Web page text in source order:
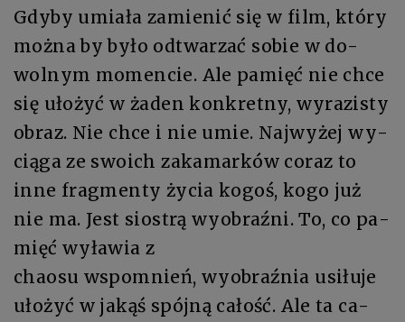
Gdy­by umia­ła za­mie­nić się w film, któ­ry
moż­na by by­ło od­twa­rzać so­bie w do­
wol­nym mo­men­cie. Ale pa­mięć nie chce
się uło­żyć w ża­den kon­kret­ny, wy­ra­zi­sty
ob­raz. Nie chce i nie umie. Naj­wy­żej wy­
cią­ga ze swo­ich za­ka­mar­ków co­raz to
in­ne frag­men­ty ży­cia kogoś, ko­go już
nie ma. Jest sio­strą wy­obraź­ni. To, co pa­
mięć wy­ła­wia z
cha­osu wspo­mnień, wy­obraź­nia usi­łu­je
uło­żyć w ja­kąś spój­ną ca­łość. Ale ta ca­